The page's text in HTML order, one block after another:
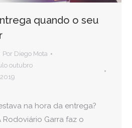
quando o seu
Por Diego Mota
outubro
na hora da entrega?
Garra faz o